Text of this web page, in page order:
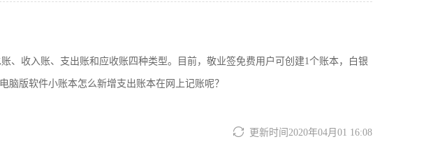
、收入账、支出账和应收账四种类型。目前，敬业签免费用户可创建1个账本，白银
脑版软件小账本怎么新增支出账本在网上记账呢？
更新时间2020年04月01 16:08